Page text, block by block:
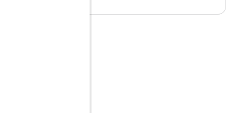
وكلاء فلكس فاجن في الرياض‎